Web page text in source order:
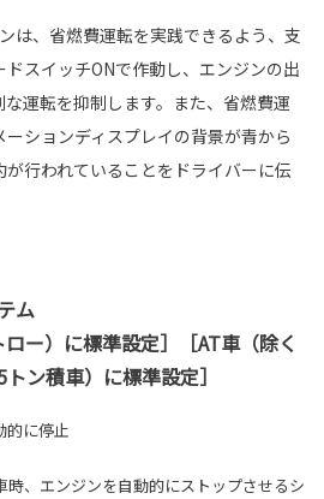
は、省燃費運転を実践できるよう、支
スイッチONで作動し、エンジンの出
運転を抑制します。また、省燃費運
ションディスプレイの背景が青から
行われていることをドライバーに伝
ム
ロー）に標準設定］［AT車（除く
ン積車）に標準設定］
的に停止
、エンジンを自動的にストップさせるシ